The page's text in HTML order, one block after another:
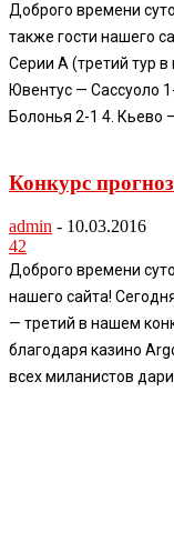
Доброго времени
также гости нашего
Серии А (третий тур в
Ювентус — Сассуоло
Болонья 2-1 4. Кьево
Конкурс
admin - 10.03.2016
42
Доброго времени
нашего сайта!
— третий в нашем
благодаря казино
всех миланистов